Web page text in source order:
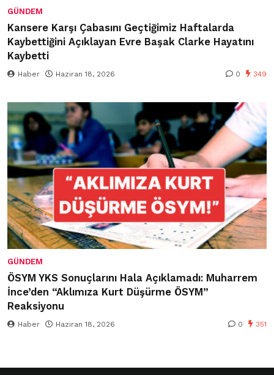
GÜNDEM
Kansere Karşı Çabasını Geçtiğimiz Haftalarda
Kaybettiğini Açıklayan Evre Başak Clarke Hayatını
Kaybetti
Haber Haziran 18, 2026 0 349
GÜNDEM
ÖSYM YKS Sonuçlarını Hala Açıklamadı: Muharrem
İnce’den “Aklımıza Kurt Düşürme ÖSYM”
Reaksiyonu
Haber Haziran 18, 2026 0 351